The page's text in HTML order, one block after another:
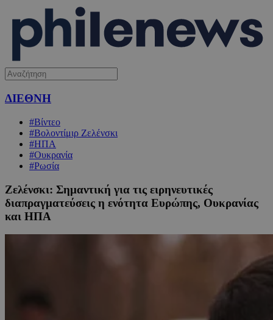
ΔΙΕΘΝΗ
#Βίντεο
#Βολοντίμιρ Ζελένσκι
#ΗΠΑ
#Ουκρανία
#Ρωσία
Ζελένσκι: Σημαντική για τις ειρηνευτικές
διαπραγματεύσεις η ενότητα Ευρώπης, Ουκρανίας
και ΗΠΑ